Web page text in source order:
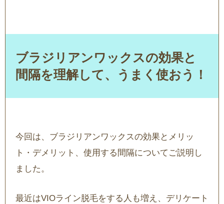
ブラジリアンワックスの効果と
間隔を理解して、うまく使おう！
今回は、ブラジリアンワックスの効果とメリッ
ト・デメリット、使用する間隔についてご説明し
ました。
最近はVIOライン脱毛をする人も増え、デリケート